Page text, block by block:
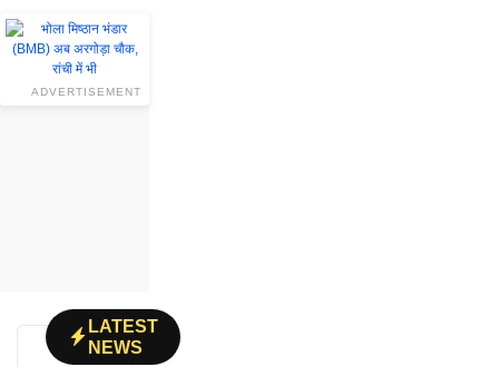
ADVERTISEMENT
LATEST
NEWS